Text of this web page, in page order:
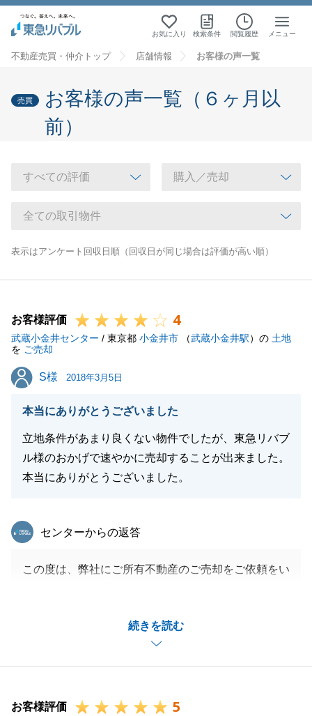
お気に入り 検索条件 閲覧履歴 メニュー
不動産売買・仲介トップ 店舗情報 お客様の声一覧
売買
お客様の声一覧（６ヶ月以
前）
表示はアンケート回収日順（回収日が同じ場合は評価が高い順）
お客様評価 4
武蔵小金井センター / 東京都 小金井市 （武蔵小金井駅）の 土地
を ご売却
S様
S様 2018年3月5日
本当にありがとうございました
立地条件があまり良くない物件でしたが、東急リバブ
ル様のおかげで速やかに売却することが出来ました。
本当にありがとうございました。
続きを読む
東急リバブル
センターからの返答
この度は、弊社にご所有不動産のご売却をご依頼をい
いの皆様との調整にご理解とご助力をいただきまし
て、誠にありがとうございました。
S様と綿密にお打ち合わせを重なることにより、ご契
も感謝しております。
お客様評価 5